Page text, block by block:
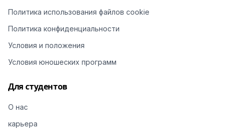
Политика использования файлов cookie
Политика конфиденциальности
Условия и положения
Условия юношеских программ
Для студентов
О нас
карьера